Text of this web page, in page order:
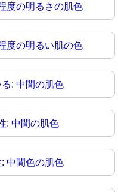
度の明るさの肌色
度の明るい肌の色
: 中間の肌色
: 中間の肌色
中間色の肌色